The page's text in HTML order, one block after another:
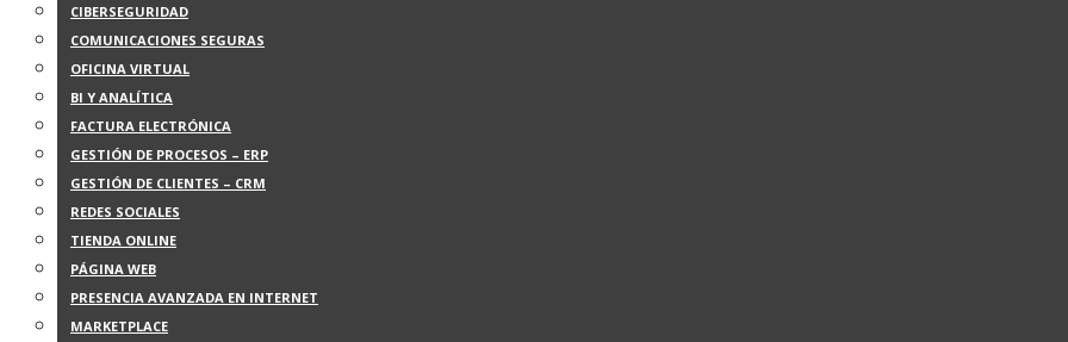
CIBERSEGURIDAD
COMUNICACIONES SEGURAS
OFICINA VIRTUAL
BI Y ANALÍTICA
FACTURA ELECTRÓNICA
GESTIÓN DE PROCESOS – ERP
GESTIÓN DE CLIENTES – CRM
REDES SOCIALES
TIENDA ONLINE
PÁGINA WEB
PRESENCIA AVANZADA EN INTERNET
MARKETPLACE